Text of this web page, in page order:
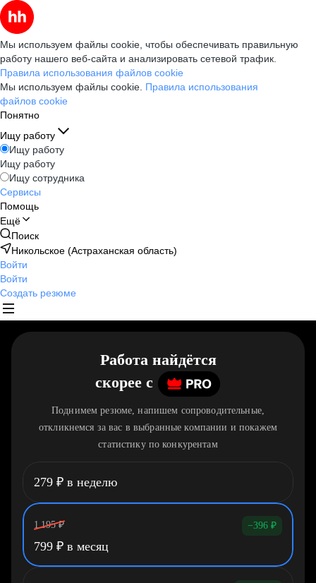
Мы используем файлы cookie, чтобы обеспечивать правильную
работу нашего веб-сайта и анализировать сетевой трафик.
Правила использования файлов cookie
Мы используем файлы cookie. Правила использования
файлов cookie
Понятно
Ищу работу
Ищу работу
Ищу работу
Ищу сотрудника
Сервисы
Помощь
Ещё
Поиск
Никольское (Астраханская область)
Войти
Войти
Создать резюме
Работа найдётся
скорее c
Поднимем резюме, напишем сопроводительные,
откликнемся за вас в выбранные компании и покажем
статистику по конкурентам
279 ₽ в неделю
1 195 ₽ −396 ₽
799 ₽ в месяц